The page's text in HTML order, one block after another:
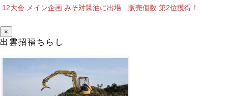
12大会 メイン企画 みそ対醤油に出場 販売個数 第2位獲得！
×
出雲招福ちらし